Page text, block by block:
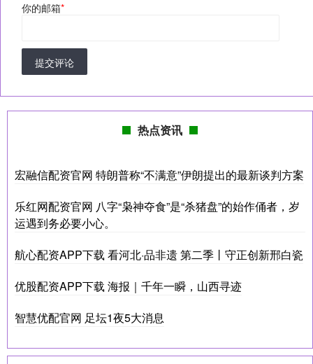
你的邮箱*
提交评论
热点资讯
宏融信配资官网 特朗普称“不满意”伊朗提出的最新谈判方案
乐红网配资官网 八字“枭神夺食”是“杀猪盘”的始作俑者，岁
运遇到务必要小心。
航心配资APP下载 看河北·品非遗 第二季丨守正创新邢白瓷
优股配资APP下载 海报｜千年一瞬，山西寻迹
智慧优配官网 足坛1夜5大消息